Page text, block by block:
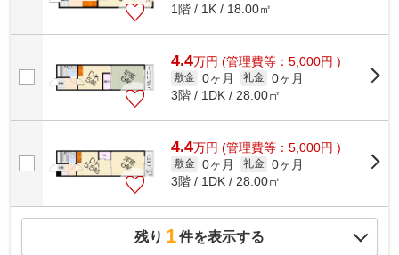
1階 / 1K / 18.00㎡
4.4万円 (管理費等：5,000円 )
敷金 0ヶ月 礼金 0ヶ月
3階 / 1DK / 28.00㎡
4.4万円 (管理費等：5,000円 )
敷金 0ヶ月 礼金 0ヶ月
3階 / 1DK / 28.00㎡
残り 1件を表示する